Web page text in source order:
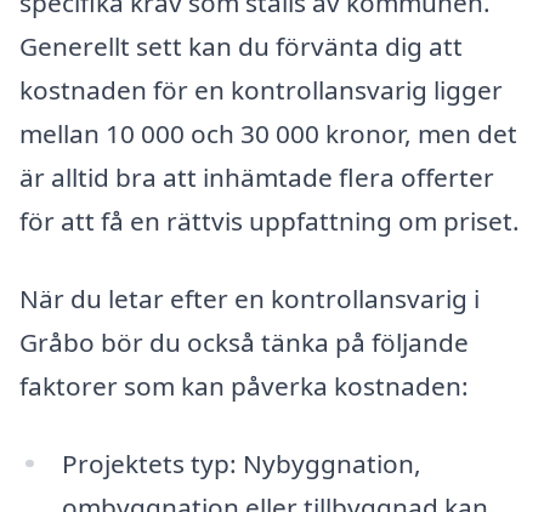
Generellt sett kan du förvänta dig att
kostnaden för en kontrollansvarig ligger
mellan 10 000 och 30 000 kronor, men det
är alltid bra att inhämtade flera offerter
för att få en rättvis uppfattning om priset.
När du letar efter en kontrollansvarig i
Gråbo bör du också tänka på följande
faktorer som kan påverka kostnaden:
Projektets typ: Nybyggnation,